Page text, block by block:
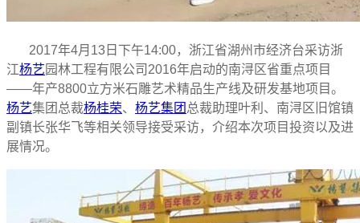
2017年4月13日下午14:00，浙江省湖州市经济台采访浙
江杨艺 园林工程有限公司2016年启动的南浔区省重点项目
——年产8800立方米石雕艺术精品生产线及研发基地项目。
杨艺集团总裁杨桂荣、 杨艺集团 总裁助理叶利、南浔区旧馆镇
副镇长张华飞等相关领导接受采访，介绍本次项目投资以及进
展情况。